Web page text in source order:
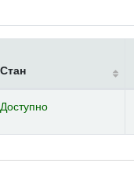
Стан
Доступно